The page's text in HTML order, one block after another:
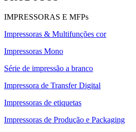
IMPRESSORAS E MFPs
Impressoras & Multifunções cor
Impressoras Mono
Série de impressão a branco
Impressora de Transfer Digital
Impressoras de etiquetas
Impressoras de Produção e Packaging